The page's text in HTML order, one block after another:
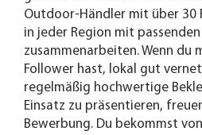
Outdoor-Händler mit über 30
in jeder Region mit
zusammenarbeiten. Wenn du
Follower hast, lokal gut
regelmäßig hochwertige
Einsatz zu präsentieren,
Bewerbung. Du bekommst